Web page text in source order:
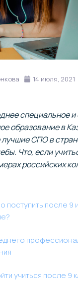
14 июля, 2021
специальное
образование в
лучшие СПО в
Что, если
российских
поступить после 9
учиться после 9